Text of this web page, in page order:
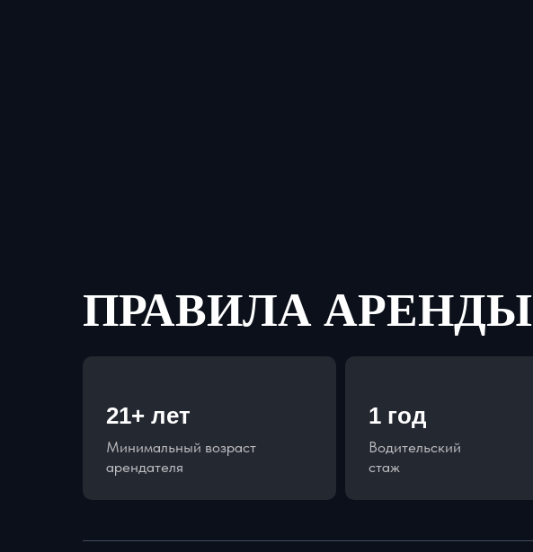
ПРАВИЛА АРЕНДЫ
21+ лет
Минимальный возраст
арендателя
1 год
Водительский
стаж